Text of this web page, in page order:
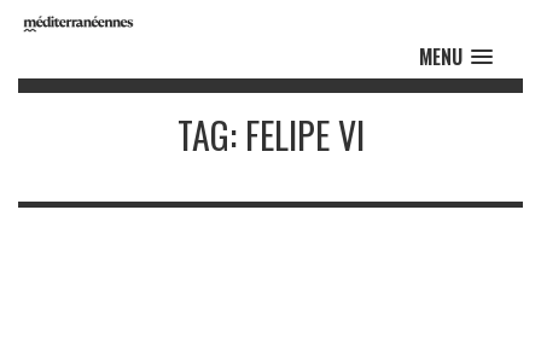
MENU
TAG: FELIPE VI